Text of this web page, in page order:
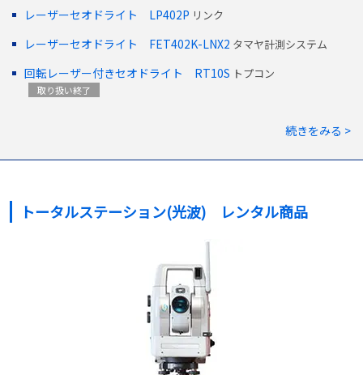
レーザーセオドライト LP402P リンク
レーザーセオドライト FET402K-LNX2 タマヤ計測システム
回転レーザー付きセオドライト RT10S トプコン
取り扱い終了
続きをみる >
トータルステーション(光波) レンタル商品